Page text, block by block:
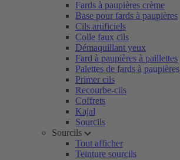
Fards à paupières crème
Base pour fards à paupières
Cils artificiels
Colle faux cils
Démaquillant yeux
Fard à paupières à paillettes
Palettes de fards à paupières
Primer cils
Recourbe-cils
Coffrets
Kajal
Sourcils
Sourcils
Tout afficher
Teinture sourcils